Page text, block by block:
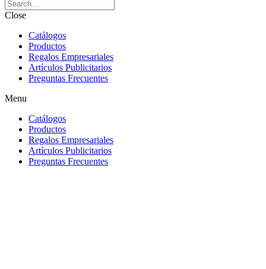
Close
Catálogos
Productos
Regalos Empresariales
Artículos Publicitarios
Preguntas Frecuentes
Menu
Catálogos
Productos
Regalos Empresariales
Artículos Publicitarios
Preguntas Frecuentes